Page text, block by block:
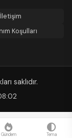
İletişim
Koşulları
saklıdır.
Gündem Tema